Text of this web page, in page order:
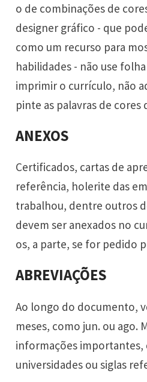
o de combinações de
designer gráfico - que
como um recurso para
habilidades - não use
imprimir o currículo, não
pinte as palavras de cores
ANEXOS
Certificados, cartas de
referência, holerite das
trabalhou, dentre outros
devem ser anexados no
os, a parte, se for pedido
ABREVIAÇÕES
Ao longo do documento,
meses, como jun. ou ago.
informações importantes,
universidades ou siglas